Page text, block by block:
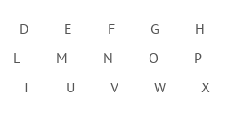
D E F G
H
L M N O
P
T U V W
X